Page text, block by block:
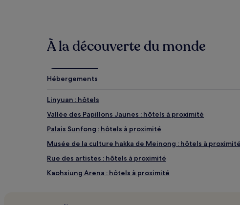
d’hôtes
À la découverte du monde
Hébergements
Linyuan : hôtels
Vallée des Papillons Jaunes : hôtels à proximité
Palais Sunfong : hôtels à proximité
Musée de la culture hakka de Meinong : hôtels à proximité
Rue des artistes : hôtels à proximité
Kaohsiung Arena : hôtels à proximité